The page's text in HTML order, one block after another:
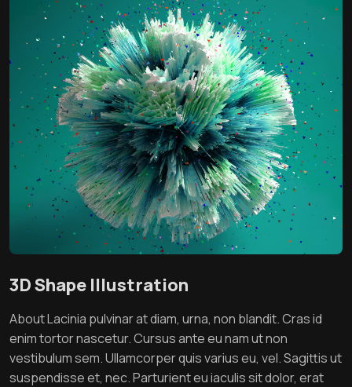
3D Shape Illustration
About Lacinia pulvinar at diam, urna, non blandit. Cras id
enim tortor nascetur. Cursus ante eu nam ut non
vestibulum sem. Ullamcorper quis varius eu, vel. Sagittis ut
suspendisse et, nec. Parturient eu iaculis sit dolor, erat